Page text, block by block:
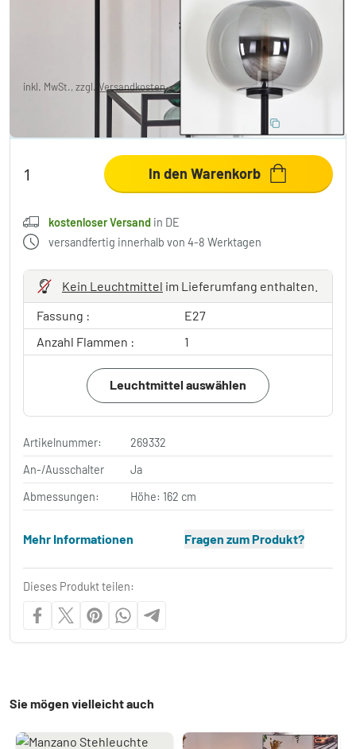
269,99 €
inkl. MwSt., zzgl. Versandkosten,kostenloser Versandin DE
10% RABATT EXTRA :
In den Warenkorb
kostenloser Versand in DE
versandfertig innerhalb von 4-8 Werktagen
Kein Leuchtmittel im Lieferumfang enthalten.
Fassung :
E27
Anzahl Flammen :
1
Leuchtmittel auswählen
Artikelnummer:
269332
An-/Ausschalter
Ja
Abmessungen:
Höhe: 162 cm
Mehr Informationen Fragen zum Produkt?
Dieses Produkt teilen:
Sie mögen vielleicht auch